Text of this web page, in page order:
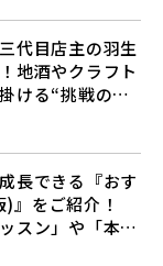
代目店主の羽生
地酒やクラフト
ける“挑戦の歴
長できる『おす
』をご紹介！
スン」や「本格
自分を見つけよ